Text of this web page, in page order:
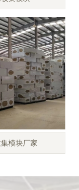
模块厂家